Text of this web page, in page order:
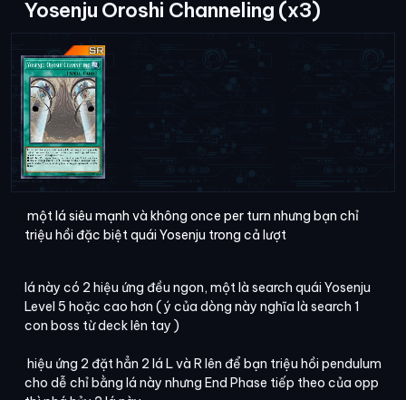
Yosenju Oroshi Channeling (x3)
một lá siêu mạnh và không once per turn nhưng bạn chỉ
triệu hồi đặc biệt quái Yosenju trong cả lượt
lá này có 2 hiệu ứng đều ngon, một là search quái Yosenju
Level 5 hoặc cao hơn ( ý của dòng này nghĩa là search 1
con boss từ deck lên tay )
hiệu ứng 2 đặt hẳn 2 lá L và R lên để bạn triệu hồi pendulum
cho dễ chỉ bằng lá này nhưng End Phase tiếp theo của opp